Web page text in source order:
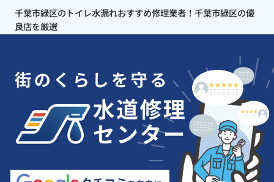
千葉市緑区のトイレ水漏れおすすめ修理業者！千葉市緑区の優
良店を厳選